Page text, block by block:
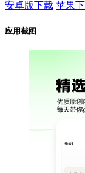
安卓版下载 苹果
应用截图